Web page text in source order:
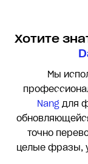
Хотите
Мы
Nang для
точно
целые фразы,